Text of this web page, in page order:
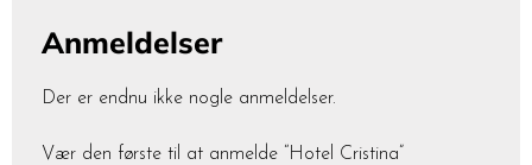
Anmeldelser
Der er endnu ikke nogle anmeldelser.
Vær den første til at anmelde “Hotel Cristina”